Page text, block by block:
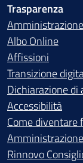
Trasparenza
Albo Online
Affissioni
Transizione
Dichiarazione di
Accessibilità
Come diventare
Amministrazione
Rinnovo